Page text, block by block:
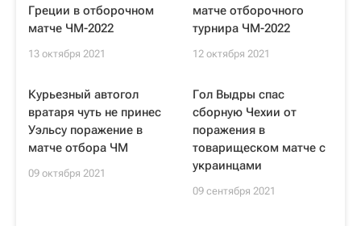
Греции в отборочном
матче ЧМ-2022
13 октября 2021
матче отборочного
турнира ЧМ-2022
12 октября 2021
Курьезный автогол
вратаря чуть не принес
Уэльсу поражение в
матче отбора ЧМ
09 октября 2021
Гол Выдры спас
сборную Чехии от
поражения в
товарищеском матче с
украинцами
09 сентября 2021